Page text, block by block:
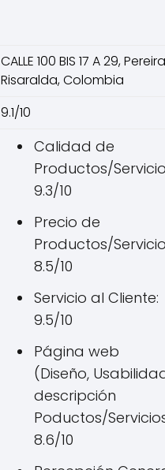
CALLE 100 BIS 17 A 29,
Risaralda, Colombia
9.1/10
Calidad de
Productos/
9.3/10
Precio de
Productos/
8.5/10
Servicio al Cliente:
9.5/10
Página web
(Diseño,
descripción
Poductos/
8.6/10